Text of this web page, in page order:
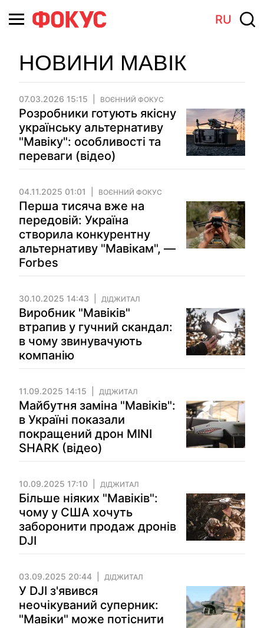
RU
НОВИНИ МАВІК
07.03.2026 15:15 ВОЄННИЙ ФОКУС
Розробники готують якісну
українську альтернативу
"Мавіку": особливості та
переваги (відео)
04.11.2025 01:01 ВОЄННИЙ ФОКУС
Перша тисяча вже на
передовій: Україна
створила конкурентну
альтернативу "Мавікам", —
Forbes
30.10.2025 14:43 ДІДЖИТАЛ
Виробник "Мавіків"
втрапив у гучний скандал:
в чому звинувачують
компанію
11.09.2025 14:15 ДІДЖИТАЛ
Майбутня заміна "Мавіків":
в Україні показали
покращений дрон MINI
SHARK (відео)
10.09.2025 17:10 ДІДЖИТАЛ
Більше ніяких "Мавіків":
чому у США хочуть
заборонити продаж дронів
DJI
03.09.2025 20:44 ДІДЖИТАЛ
У DJI з'явився
неочікуваний суперник:
"Мавіки" може потіснити